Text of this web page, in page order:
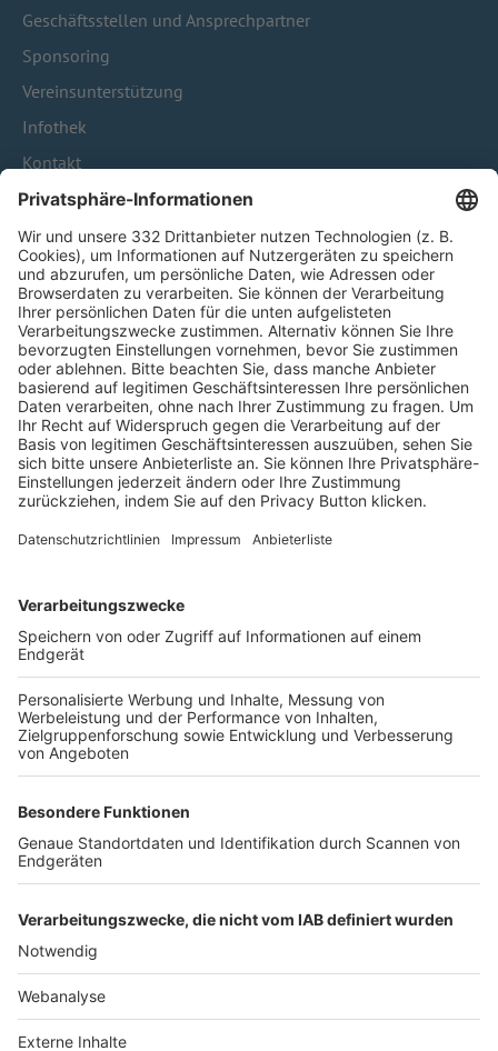
Geschäftsstellen und Ansprechpartner
Sponsoring
Vereinsunterstützung
Infothek
Kontakt
HÄUFIG BESUCHTE SEITEN
Pässe und Vereinswechsel
Trainerausbildung
Schulungsangebot Vereinsmitarbeiter
BFV-Geschäftsstellen
Trainerbörse
Login SpielPlus
FOLGE DEM BFV
TOP-VEREINE
TOP-PARTNER
Nutzungsbedingungen Datenschutz Impressum